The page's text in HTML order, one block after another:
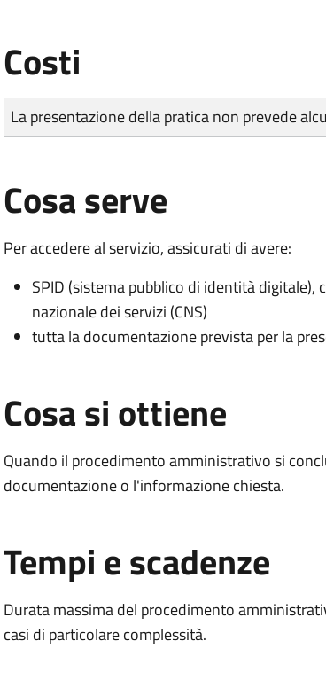
Costi
Tipo di pagamento
Importo
La presentazione della pratica non prevede
Cosa serve
Per accedere al servizio, assicurati di avere:
SPID (sistema pubblico di identità digitale),
nazionale dei servizi (CNS)
tutta la documentazione prevista per la
Cosa si ottiene
Quando il procedimento amministrativo si
documentazione o l'informazione chiesta.
Tempi e scadenze
Durata massima del procedimento
casi di particolare complessità.